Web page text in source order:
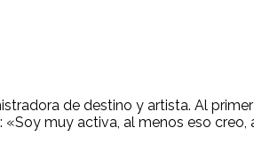
de destino y artista. Al
muy activa, al menos eso creo,